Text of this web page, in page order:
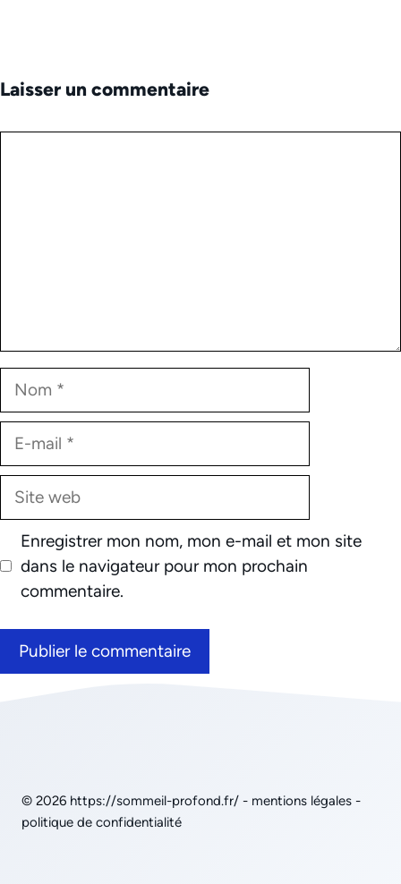
Laisser un commentaire
Nom
E-
Site
Enregistrer mon nom, mon e-mail et mon site
dans le navigateur pour mon prochain
commentaire.
© 2026 https://sommeil-profond.fr/ - mentions légales -
politique de confidentialité